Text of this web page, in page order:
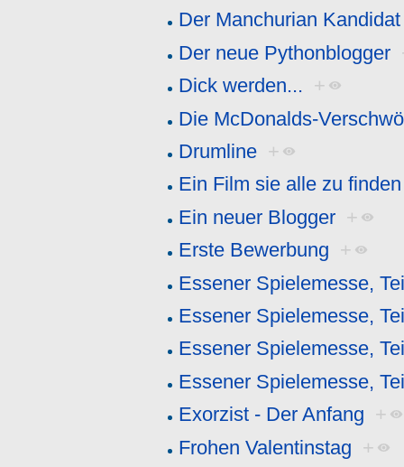
Der Manchurian Kandidat
Der neue Pythonblogger
Dick werden... +
Die McDonalds-
Drumline +
Ein Film sie alle zu finden
Ein neuer Blogger +
Erste Bewerbung +
Essener Spielemesse,
Essener Spielemesse,
Essener Spielemesse,
Essener Spielemesse,
Exorzist - Der Anfang +
Frohen Valentinstag +